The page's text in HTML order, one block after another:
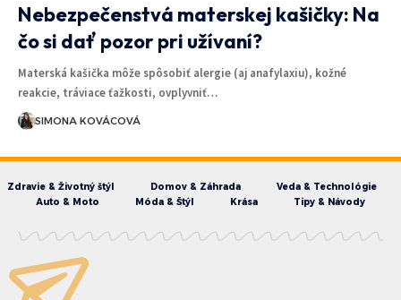
Nebezpečenstvá materskej kašičky: Na
čo si dať pozor pri užívaní?
Materská kašička môže spôsobiť alergie (aj anafylaxiu), kožné
reakcie, tráviace ťažkosti, ovplyvniť…
SIMONA KOVÁCOVÁ
Zdravie & Životný štýl Domov & Záhrada
Veda & Technológie
Auto & Moto
Móda & Štýl Krása Tipy & Návody